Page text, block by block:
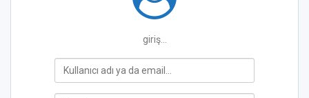
giriş...